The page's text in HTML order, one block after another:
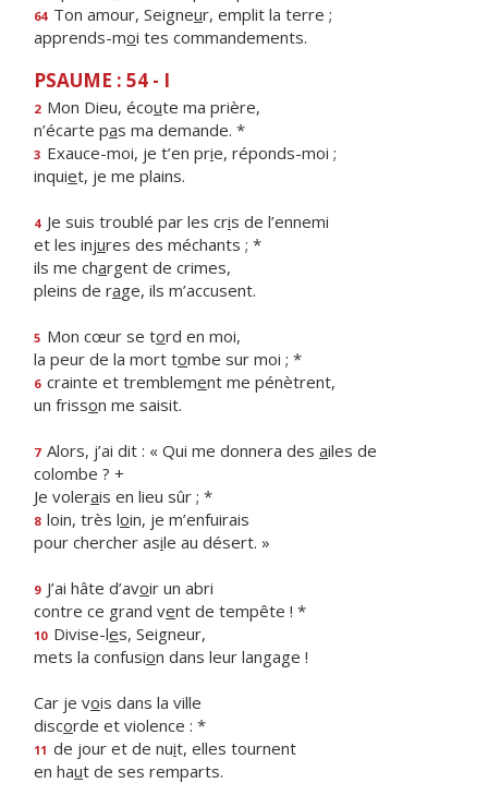
64 Ton amour, Seigneur, emplit la terre ;
apprends-moi tes commandements.
PSAUME : 54 - I
2 Mon Dieu, écoute ma prière,
n’écarte pas ma demande. *
3 Exauce-moi, je t’en prie, réponds-moi ;
inquiet, je me plains.
4 Je suis troublé par les cris de l’ennemi
et les injures des méchants ; *
ils me chargent de crimes,
pleins de rage, ils m’accusent.
5 Mon cœur se tord en moi,
la peur de la mort tombe sur moi ; *
6 crainte et tremblement me pénètrent,
un frisson me saisit.
7 Alors, j’ai dit : « Qui me donnera des ailes de
colombe ? +
Je volerais en lieu sûr ; *
8 loin, très loin, je m’enfuirais
pour chercher asile au désert. »
9 J’ai hâte d’avoir un abri
contre ce grand vent de tempête ! *
10 Divise-les, Seigneur,
mets la confusion dans leur langage !
Car je vois dans la ville
discorde et violence : *
11 de jour et de nuit, elles tournent
en haut de ses remparts.